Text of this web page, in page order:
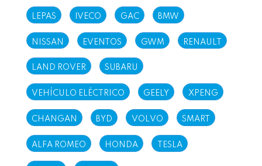
LEPAS IVECO GAC BMW
NISSAN EVENTOS GWM RENAULT
LAND ROVER SUBARU
VEHÍCULO ELÉCTRICO GEELY XPENG
CHANGAN BYD VOLVO SMART
ALFA ROMEO HONDA TESLA